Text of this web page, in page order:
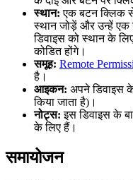
स्थान: एक बटन क्लिक
स्थान जोड़ें और उन्हें
डिवाइस को स्थान के
कोडित होंगे।
समूह: Remote
है।
आइकन: अपने डिवाइस
किया जाता है)।
नोट्स: इस डिवाइस के
के लिए हैं।
समायोजन